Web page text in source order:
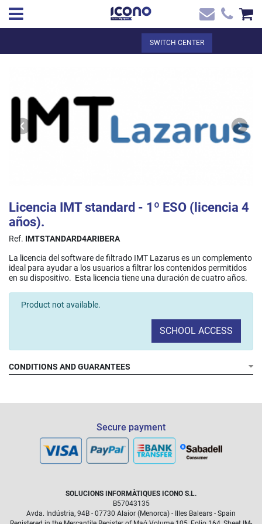
SEE THE BASKET
EN ✖
SWITCH CENTER
Licencia IMT standard - 1º ESO (licencia 4
años).
Ref. IMTSTANDARD4ARIBERA
La licencia del software de filtrado IMT Lazarus es un complemento
ideal para ayudar a los usuarios a filtrar los contenidos permitidos
en su dispositivo. Esta licencia tiene una duración de cuatro años.
Product not available.
SCHOOL ACCESS
CONDITIONS AND GUARANTEES
Secure payment
SOLUCIONS INFORMÀTIQUES ICONO S.L.
B57043135
Avda. Indústria, 94B - 07730 Alaior (Menorca) - Illes Balears - Spain